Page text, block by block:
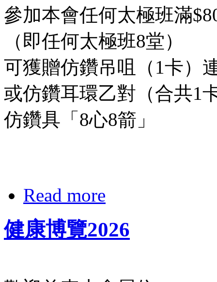
參加本會任何太極班滿
（即任何太極班8堂）
可獲贈仿鑽吊咀（1卡）
或仿鑽耳環乙對（合共1
仿鑽具「8心8箭」
Read more
健康博覽2026